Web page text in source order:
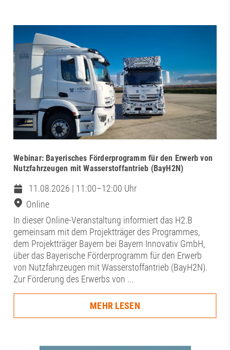
Webinar: Bayerisches Förderprogramm für den Erwerb von
Nutzfahrzeugen mit Wasserstoffantrieb (BayH2N)
11.08.2026 | 11:00–12:00 Uhr
Online
In dieser Online-Veranstaltung informiert das H2.B
gemeinsam mit dem Projektträger des Programmes,
dem Projektträger Bayern bei Bayern Innovativ GmbH,
über das Bayerische Förderprogramm für den Erwerb
von Nutzfahrzeugen mit Wasserstoffantrieb (BayH2N).
Zur Förderung des Erwerbs von ...
MEHR LESEN